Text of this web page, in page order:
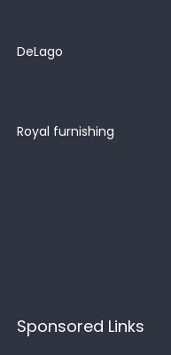
DeLago
Royal furnishing
Sponsored Links